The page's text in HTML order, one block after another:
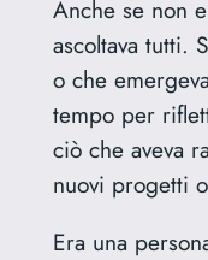
Anche se non
ascoltava tutti.
o che
tempo per
ciò che aveva
nuovi progetti
Era una